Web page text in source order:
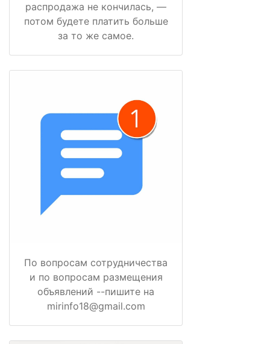
распродажа не кончилась, —
потом будете платить больше
за то же самое.
По вопросам сотрудничества
и по вопросам размещения
объявлений --пишите на
mirinfo18@gmail.com